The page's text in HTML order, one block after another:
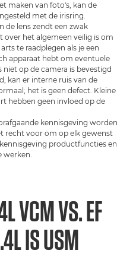
maken van foto's, kan de
met de irisring.
de lens zendt een zwak
over het algemeen veilig is om
te raadplegen als je een
apparaat hebt om eventuele
niet op de camera is bevestigd
kan er interne ruis van de
het is geen defect. Kleine
hebben geen invloed op de
kennisgeving worden
recht voor om op elk gewenst
productfuncties en
werken.
VCM VS. EF
IS USM